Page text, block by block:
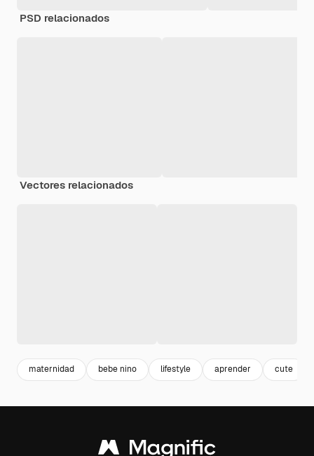
PSD relacionados
Vectores relacionados
maternidad bebe nino lifestyle aprender cute